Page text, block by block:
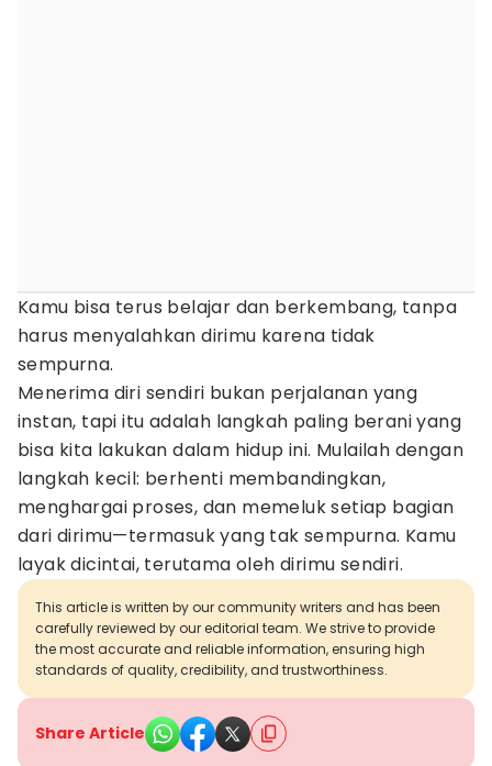
Kamu bisa terus belajar dan berkembang, tanpa
harus menyalahkan dirimu karena tidak
sempurna.
Menerima diri sendiri bukan perjalanan yang
instan, tapi itu adalah langkah paling berani yang
bisa kita lakukan dalam hidup ini. Mulailah dengan
langkah kecil: berhenti membandingkan,
menghargai proses, dan memeluk setiap bagian
dari dirimu—termasuk yang tak sempurna. Kamu
layak dicintai, terutama oleh dirimu sendiri.
This article is written by our community writers and has been
carefully reviewed by our editorial team. We strive to provide
the most accurate and reliable information, ensuring high
standards of quality, credibility, and trustworthiness.
Share Article